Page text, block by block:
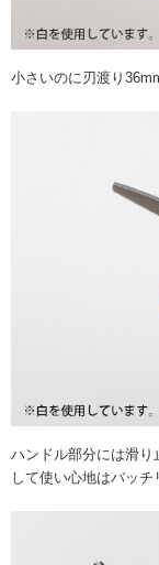
小さいのに刃渡り
ハンドル部分には滑り
して使い心地はバッチ